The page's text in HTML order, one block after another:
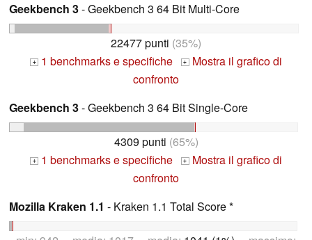
Geekbench 3- Geekbench 3 64 Bit Multi-Core
22477 punti (35%)
+ 1 benchmarks e specifiche + Mostra il grafico di
confronto
Geekbench 3- Geekbench 3 64 Bit Single-Core
4309 punti (65%)
+ 1 benchmarks e specifiche + Mostra il grafico di
confronto
Mozilla Kraken 1.1 - Kraken 1.1 Total Score *